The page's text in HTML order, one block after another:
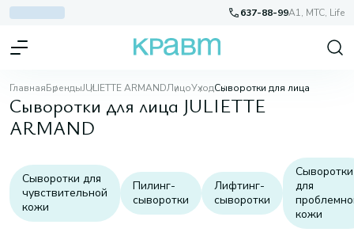
637-88-99A1, МТС, Life
ГлавнаяБрендыJULIETTE ARMANDЛицоУходСыворотки для лица
Сыворотки для лица JULIETTE
ARMAND
Сыворотки для
чувствительной
кожи
Пилинг-
сыворотки
Лифтинг-
сыворотки
Сыворотки
для
кожи